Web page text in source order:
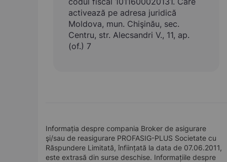
activează pe adresa juridică
Moldova, mun. Chişinău, sec.
Centru, str. Alecsandri V., 11, ap.
(of.) 7
Informația despre compania Broker de asigurare
şi/sau de reasigurare PROFASIG-PLUS Societate cu
Răspundere Limitată, înființată la data de 07.06.2011,
este extrasă din surse deschise. Informațiile despre